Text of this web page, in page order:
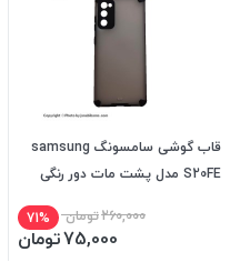
قاب گوشی سامسونگ samsung
S20FE مدل پشت مات دور رنگی
260,000تومان 71%
75,000تومان